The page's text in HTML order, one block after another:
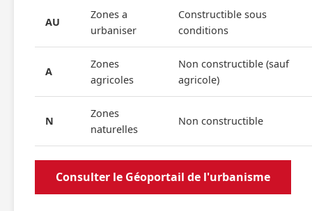
AU
Zones a
urbaniser
Constructible sous
conditions
A
Zones
agricoles
Non constructible (sauf
agricole)
N
Zones
naturelles
Non constructible
Consulter le Géoportail de l'urbanisme